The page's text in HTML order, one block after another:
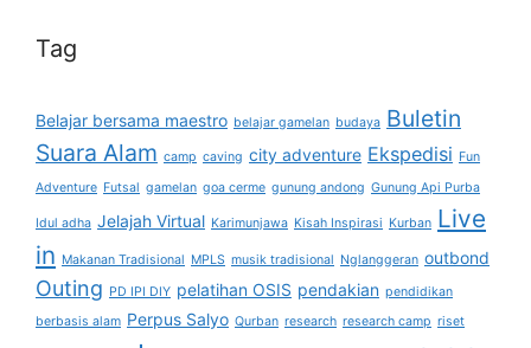
Tag
Belajar bersama maestro belajar gamelan budaya Buletin
Suara Alam camp caving city adventure Ekspedisi Fun
Adventure Futsal gamelan goa cerme gunung andong Gunung Api Purba
Idul adha Jelajah Virtual Karimunjawa Kisah Inspirasi Kurban Live
in Makanan Tradisional MPLS musik tradisional Nglanggeran outbond
Outing PD IPI DIY pelatihan OSIS pendakian pendidikan
berbasis alam Perpus Salyo Qurban research research camp riset